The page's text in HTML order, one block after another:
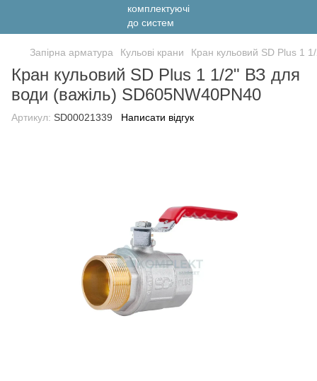
Запірна арматура Кульові крани Кран кульовий SD Plus 1
Кран кульовий SD Plus 1 1/2" ВЗ для
води (важіль) SD605NW40PN40
Артикул: SD00021339 Написати відгук